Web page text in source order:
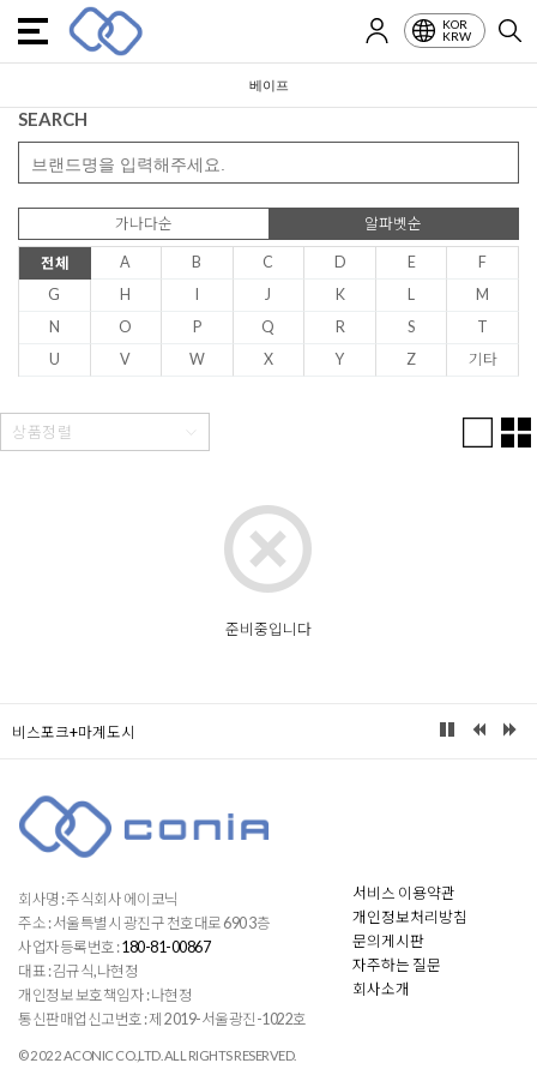
KOR
KRW
베이프
SEARCH
가나다순 알파벳순
전체 A B C D E
F
G
H J K L
M
N
O P Q R S
T
U
V W X Y Z 기타
상품정렬
준비중입니다
비스포크+마계도시
회사명 : 주식회사 에이코닉
주소 : 서울특별시 광진구 천호대로 690 3층
사업자등록번호 :180-81-00867
대표 : 김규식,나현정
개인정보 보호책임자 : 나현정
통신판매업신고번호 : 제 2019-서울광진-1022호
© 2022 ACONIC CO.,LTD. ALL RIGHTS RESERVED.
서비스 이용약관
개인정보처리방침
문의게시판
자주하는 질문
회사소개